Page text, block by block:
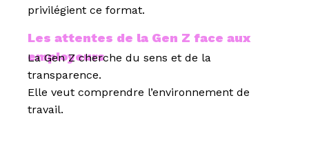
privilégient ce format.
Les attentes de la Gen Z face aux
employeurs
La Gen Z cherche du sens et de la
transparence.
Elle veut comprendre l’environnement de
travail.